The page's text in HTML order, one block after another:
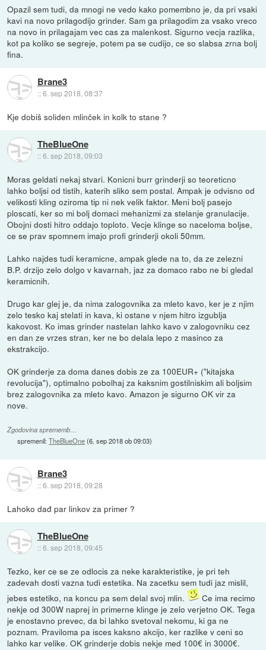
Opazil sem tudi, da mnogi ne vedo kako pomembno je, da pri vsaki
kavi na novo prilagodijo grinder. Sam ga prilagodim za vsako vreco
na novo in prilagajam vec cas za malenkost. Sigurno vecja razlika,
kot pa koliko se segreje, potem pa se cudijo, ce so slabsa zrna bolj
fina.
Brane3
::6. sep 2018, 08:37
Kje dobiš soliden mlinček in kolk to stane ?
TheBlueOne
::6. sep 2018, 09:03
Moras geldati nekaj stvari. Konicni burr grinderji so teoreticno
lahko boljsi od tistih, katerih sliko sem postal. Ampak je odvisno od
velikosti kling oziroma tip ni nek velik faktor. Meni bolj pasejo
ploscati, ker so mi bolj domaci mehanizmi za stelanje granulacije.
Obojni dosti hitro oddajo toploto. Vecje klinge so naceloma boljse,
ce se prav spomnem imajo profi grinderji okoli 50mm.
Lahko najdes tudi keramicne, ampak glede na to, da ze zelezni
B.P. drzijo zelo dolgo v kavarnah, jaz za domaco rabo ne bi gledal
keramicnih.
Drugo kar glej je, da nima zalogovnika za mleto kavo, ker je z njim
zelo tesko kaj stelati in kava, ki ostane v njem hitro izgublja
kakovost. Ko imas grinder nastelan lahko kavo v zalogovniku cez
en dan ze vrzes stran, ker ne bo delala lepo z masinco za
ekstrakcijo.
OK grinderje za doma danes dobis ze za 100EUR+ ("kitajska
revolucija"), optimalno pobolhaj za kaksnim gostilniskim ali boljsim
brez zalogovnika za mleto kavo. Amazon je sigurno OK vir za
nove.
Zgodovina sprememb…
spremenil:TheBlueOne(6. sep 2018 ob 09:03)
Brane3
::6. sep 2018, 09:28
Lahoko dađ par linkov za primer ?
TheBlueOne
::6. sep 2018, 09:45
Tezko, ker ce se ze odlocis za neke karakteristike, je pri teh
zadevah dosti vazna tudi estetika. Na zacetku sem tudi jaz mislil,
jebes estetiko, na koncu pa sem delal svoj mlin.
Ce ima recimo
nekje od 300W naprej in primerne klinge je zelo verjetno OK. Tega
je enostavno prevec, da bi lahko svetoval nekomu, ki ga ne
poznam. Praviloma pa isces kaksno akcijo, ker razlike v ceni so
lahko kar velike. OK grinderje dobis nekje med 100€ in 3000€.